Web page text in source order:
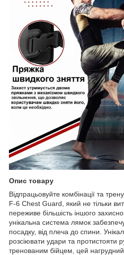
Опис товару
Відпрацьовуйте комбінації та
F-6 Chest Guard, який не тільки
переживе більшість іншого
унікальна система лямок
посадку, від плеча до спини.
розсіювати удари та протистояти
тренованим бійцем, цей